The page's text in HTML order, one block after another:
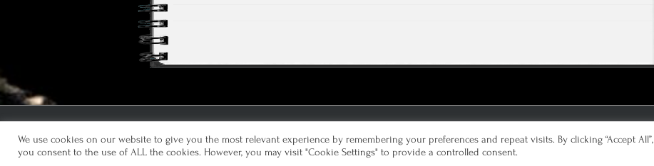
We use cookies on our website to give you the most relevant experience by remembering your preferences and repeat visits. By clicking “Accept All”,
you consent to the use of ALL the cookies. However, you may visit "Cookie Settings" to provide a controlled consent.